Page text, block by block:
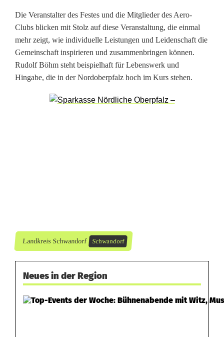
n
i
n
d
Die Veranstalter des Festes und die Mitglieder des Aero-
Clubs blicken mit Stolz auf diese Veranstaltung, die einmal
mehr zeigt, wie individuelle Leistungen und Leidenschaft die
Gemeinschaft inspirieren und zusammenbringen können.
Rudolf Böhm steht beispielhaft für Lebenswerk und
Hingabe, die in der Nordoberpfalz hoch im Kurs stehen.
Landkreis Schwandorf Schwandorf
Neues in der Region